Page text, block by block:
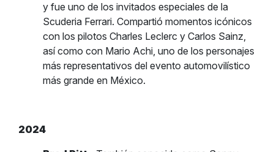
y fue uno de los invitados especiales de la
Scuderia Ferrari. Compartió momentos icónicos
con los pilotos Charles Leclerc y Carlos Sainz,
así como con Mario Achi, uno de los personajes
más representativos del evento automovilístico
más grande en México.
2024